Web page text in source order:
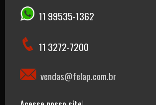
11 99535-1362
11 3272-7200
vendas@felap.com.br